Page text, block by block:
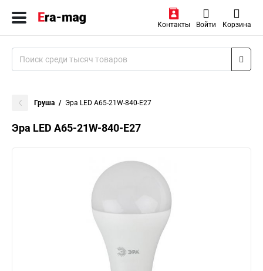
Контакты Войти Корзина
Груша Эра LED A65-21W-840-E27
Эра LED A65-21W-840-E27